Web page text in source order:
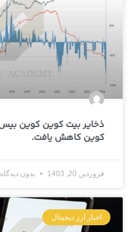
کوین کاهش یافت.
فروردین 20, 1403 بدون دیدگاه
اخبار ارز دیجیتال